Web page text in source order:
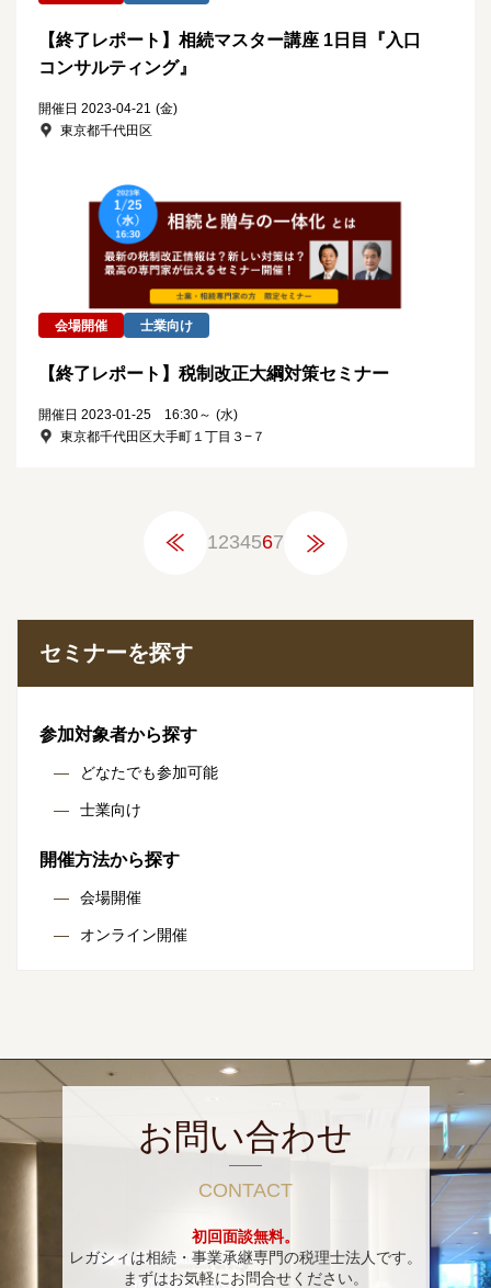
【終了レポート】相続マスター講座 1日目『入口
コンサルティング』
開催日 2023-04-21 (金)
東京都千代田区
会場開催 士業向け
【終了レポート】税制改正大綱対策セミナー
開催日 2023-01-25 16:30～ (水)
東京都千代田区大手町１丁目３−７
1234567
セミナーを探す
参加対象者から探す
どなたでも参加可能
士業向け
開催方法から探す
会場開催
オンライン開催
お問い合わせ
CONTACT
初回面談無料。
レガシィは相続・事業承継専門の税理士法人です。
まずはお気軽にお問合せください。